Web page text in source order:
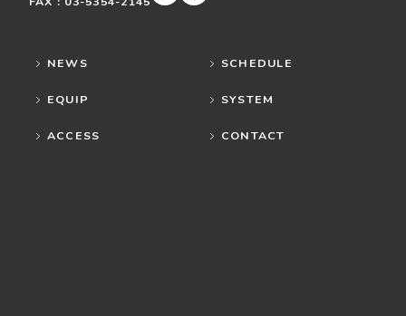
NEWS SCHEDULE
EQUIP SYSTEM
ACCESS CONTACT